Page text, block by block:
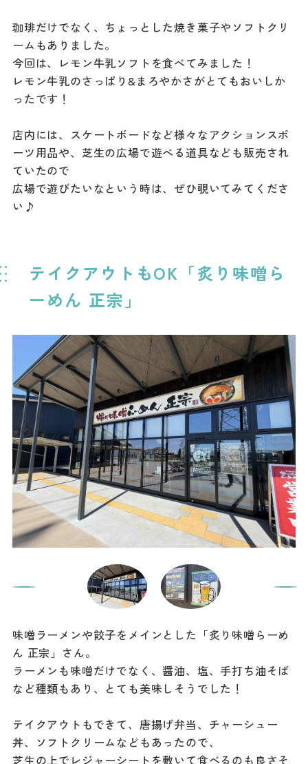
珈琲だけでなく、ちょっとした焼き菓子やソフトクリ
ームもありました。
今回は、レモン牛乳ソフトを食べてみました！
レモン牛乳のさっぱり&まろやかさがとてもおいしか
ったです！
店内には、スケートボードなど様々なアクションスポ
ーツ用品や、芝生の広場で遊べる道具なども販売され
ていたので
広場で遊びたいなという時は、ぜひ覗いてみてくださ
い♪
テイクアウトもOK「炙り味噌ら
ーめん 正宗」
味噌ラーメンや餃子をメインとした「炙り味噌らーめ
ん 正宗」さん。
ラーメンも味噌だけでなく、醤油、塩、手打ち油そば
など種類もあり、とても美味しそうでした！
テイクアウトもできて、唐揚げ弁当、チャーシュー
丼、ソフトクリームなどもあったので、
芝生の上でレジャーシートを敷いて食べるのも良さそ